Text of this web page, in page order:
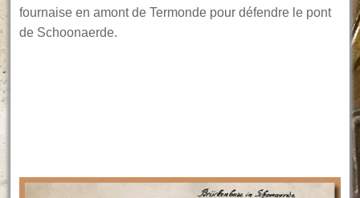
fournaise en amont de Termonde pour défendre le pont
de Schoonaerde.